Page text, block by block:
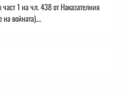
1 на чл. 438 от Наказателния
войната).…